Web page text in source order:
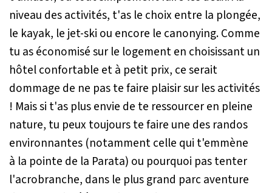
niveau des activités, t'as le choix entre la plongée,
le kayak, le jet-ski ou encore le canonying. Comme
tu as économisé sur le logement en choisissant un
hôtel confortable et à petit prix, ce serait
dommage de ne pas te faire plaisir sur les activités
! Mais si t'as plus envie de te ressourcer en pleine
nature, tu peux toujours te faire une des randos
environnantes (notamment celle qui t'emmène
à la pointe de la Parata) ou pourquoi pas tenter
l'acrobranche, dans le plus grand parc aventure